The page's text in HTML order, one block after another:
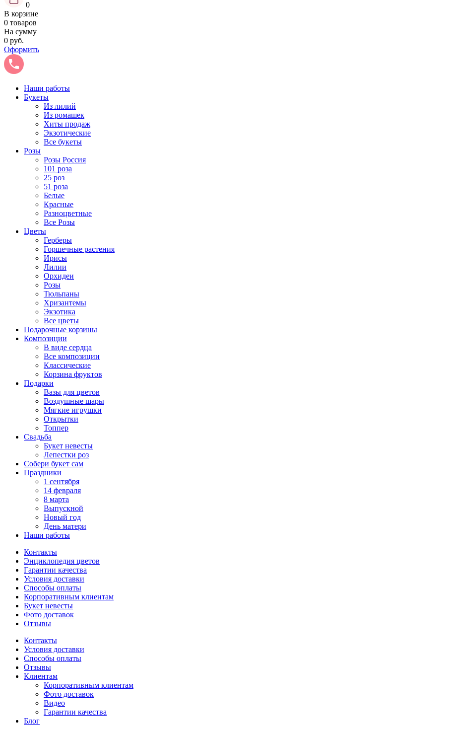
0
В корзине
0 товаров
На сумму
0 руб.
Оформить
Наши работы
Букеты
Из лилий
Из ромашек
Хиты продаж
Экзотические
Все букеты
Розы
Розы Россия
101 роза
25 роз
51 роза
Белые
Красные
Разноцветные
Все Розы
Цветы
Герберы
Горшечные растения
Ирисы
Лилии
Орхидеи
Розы
Тюльпаны
Хризантемы
Экзотика
Все цветы
Подарочные корзины
Композиции
В виде сердца
Все композиции
Классические
Корзина фруктов
Подарки
Вазы для цветов
Воздушные шары
Мягкие игрушки
Открытки
Топпер
Свадьба
Букет невесты
Лепестки роз
Собери букет сам
Праздники
1 сентября
14 февраля
8 марта
Выпускной
Новый год
День матери
Наши работы
Контакты
Энциклопедия цветов
Гарантии качества
Условия доставки
Способы оплаты
Корпоративным клиентам
Букет невесты
Фото доставок
Отзывы
Контакты
Условия доставки
Способы оплаты
Отзывы
Клиентам
Корпоративным клиентам
Фото доставок
Видео
Гарантии качества
Блог